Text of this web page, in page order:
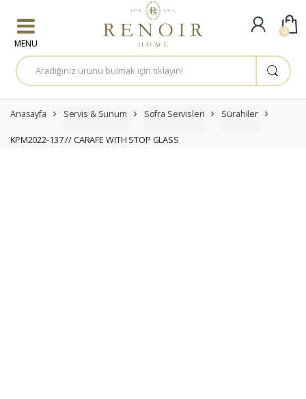
A
r
a
a
:
Anasayfa Servis & Sunum Sofra Servisleri Sürahiler
KPM2022-137 // CARAFE WITH STOP GLASS
0